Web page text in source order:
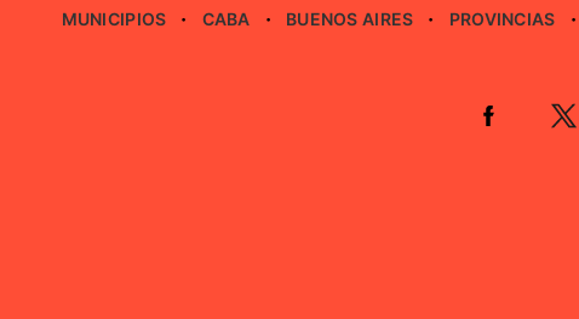
MUNICIPIOS CABA BUENOS AIRES PROVINCIAS